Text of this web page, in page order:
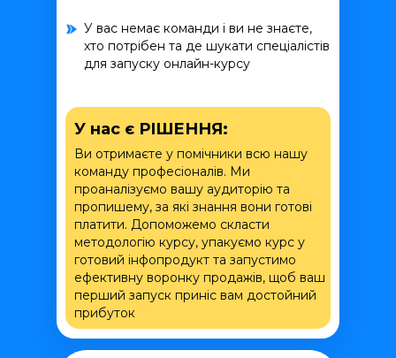
У нас є РІШЕННЯ:
Ви отримаєте у помічники всю нашу
команду професіоналів. Ми
проаналізуємо вашу аудиторію та
пропишему, за які знання вони готові
платити. Допоможемо скласти
методологію курсу, упакуємо курс у
готовий інфопродукт та запустимо
ефективну воронку продажів, щоб ваш
перший запуск приніс вам достойний
прибуток
У вас немає команди і ви не знаєте,
хто потрібен та де шукати спеціалістів
для запуску онлайн-курсу